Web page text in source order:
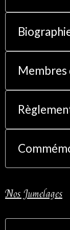
Membres
Nos Jumelages